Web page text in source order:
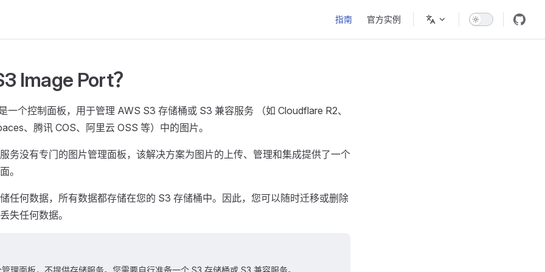
指南 官方实例
Image Port？
一个控制面板，用于管理 AWS S3 存储桶或 S3 兼容服务 （如 Cloudflare R2、
、腾讯 COS、阿里云 OSS 等）中的图片。
务没有专门的图片管理面板，该解决方案为图片的上传、管理和集成提供了一个
。
任何数据，所有数据都存储在您的 S3 存储桶中。因此，您可以随时迁移或删除
失任何数据。
理面板，不提供存储服务。您需要自行准备一个 S3 存储桶或 S3 兼容服务。